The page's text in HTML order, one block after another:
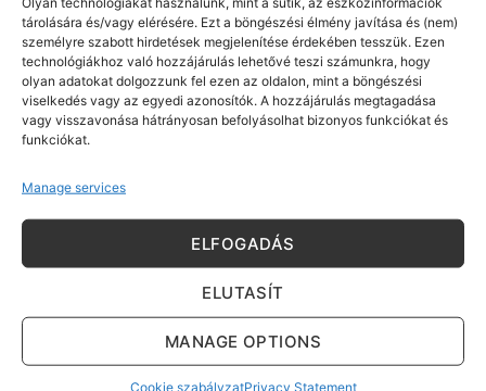
tárolására és/vagy elérésére. Ezt a böngészési élmény javítása és (nem)
személyre szabott hirdetések megjelenítése érdekében tesszük. Ezen
technológiákhoz való hozzájárulás lehetővé teszi számunkra, hogy
olyan adatokat dolgozzunk fel ezen az oldalon, mint a böngészési
viselkedés vagy az egyedi azonosítók. A hozzájárulás megtagadása
vagy visszavonása hátrányosan befolyásolhat bizonyos funkciókat és
funkciókat.
Manage services
ELFOGADÁS
ELUTASÍT
MANAGE OPTIONS
Cookie szabályzatPrivacy Statement
Cookie szabályzat
I AGREE
Kérdése van? Írjon nekünk!